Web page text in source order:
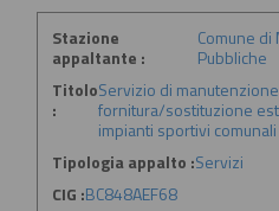
Stazione
appaltante :
Comune
Pubbliche
Titolo
:
Servizio di
fornitura/sostituzione
impianti sportivi
Tipologia appalto :Servizi
CIG :BC848AEF68